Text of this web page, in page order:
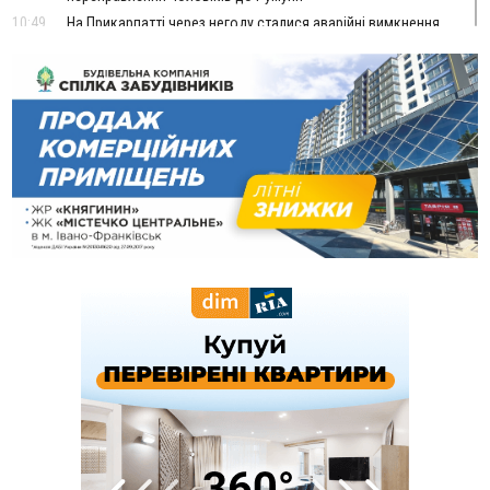
10:49
На Прикарпатті через негоду сталися аварійні вимкнення
10:43
За змову на тендері для Долинської лікарні двох
підприємців оштрафували на 272 тисячі гривень
10:09
Яремчанський суд виніс вирок чоловіку, який у Буковелі
вкрав із супермаркету пляшку віскі за 8,5 тисяч
09:53
В урочищі біля Галича археологи відкопали давньоруську
вагову гирку XII–XIII століть
09:39
У Франківську медики провели серію складних операцій
на аорті
У Богородчанах на "зебрі" водій Audi наїхав на
хлопчика з велосипедом
Загальна площа всіх книгарень України - трохи більше ніж 6
футбольних полів
На "зебрі" у Франківську два мотоциклісти збили жінку
Прикарпаття серед лідерів за будівництвом новобудов і
рекордсмен за зростанням цін на житло
Де безпечно купатися на Прикарпатті?